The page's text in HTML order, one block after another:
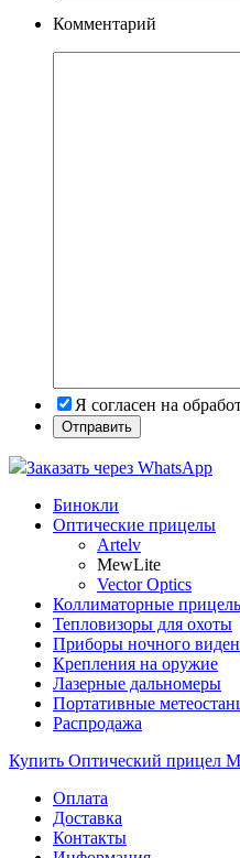
Комментарий
Я согласен на
Заказать через WhatsApp
Бинокли
Оптические прицелы
Artelv
MewLite
Vector Optics
Коллиматорные
Тепловизоры для охоты
Приборы ночного
Крепления на оружие
Лазерные дальномеры
Портативные
Распродажа
Купить Оптический прицел
Оплата
Доставка
Контакты